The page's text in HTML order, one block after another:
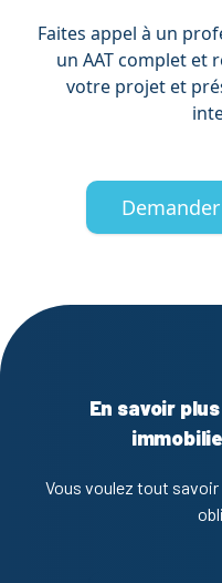
Faites appel à un
un AAT complet et
votre projet et
En savoir
Vous voulez tout